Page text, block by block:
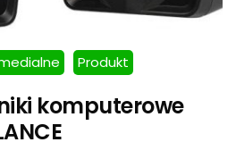
Produkt
komputerowe